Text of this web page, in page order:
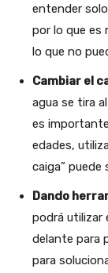
entender
por lo que es
lo que no
Cambiar el
agua se tira
es
edades,
caiga” puede
Dando
podrá utilizar
delante para
para